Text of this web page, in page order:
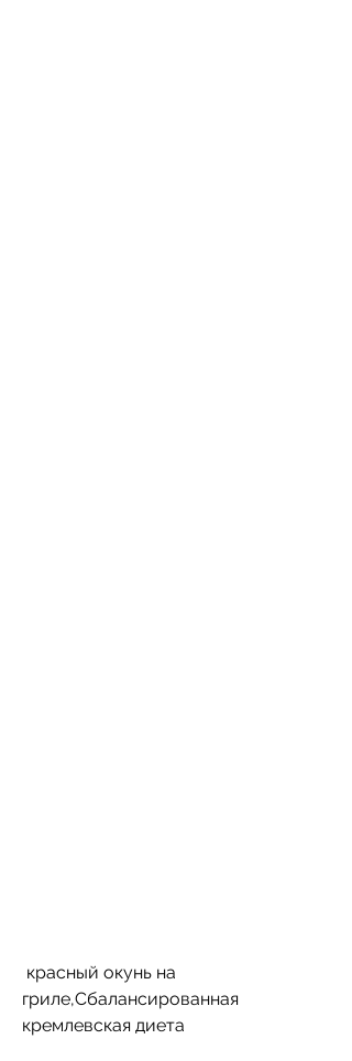
гриле,Сбалансированная
кремлевская диета